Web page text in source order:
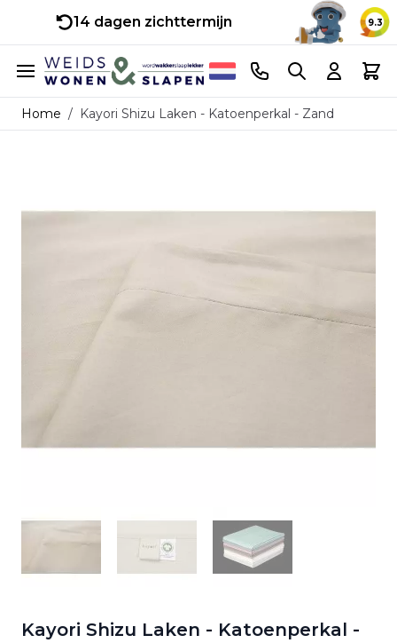
14 dagen zichttermijn 9.3
Ga naar de inhoud
Telefoonnummer
Search Cart
Home / Kayori Shizu Laken - Katoenperkal - Zand
Kayori Shizu Laken - Katoenperkal -